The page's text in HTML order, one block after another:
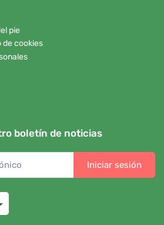
pie
de cookies
boletín de noticias
Iniciar sesión